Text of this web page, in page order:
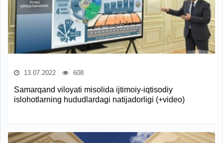
13.07.2022 608
Samarqand viloyati misolida ijtimoiy-iqtisodiy
islohotlarning hududlardagi natijadorligi (+video)